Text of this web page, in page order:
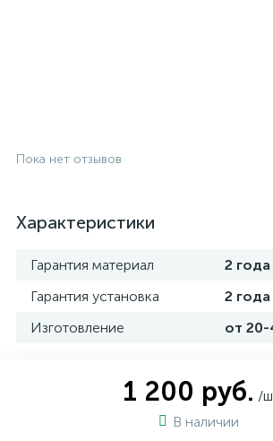
Пока нет отзывов
Характеристики
Гарантия материал
2 года
Гарантия установка
2 года
Изготовление
от
1 200 руб. /
В наличии